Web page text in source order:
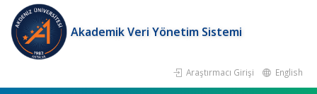
Akademik Veri Yönetim Sistemi
Araştırmacı Girişi English